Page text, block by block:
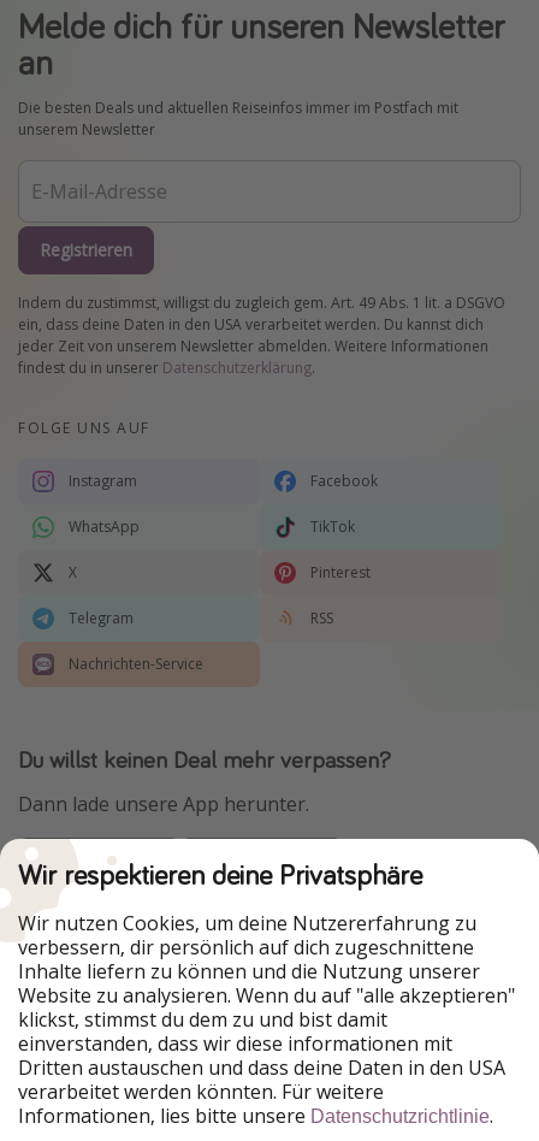
Melde dich für unseren Newsletter
an
Die besten Deals und aktuellen Reiseinfos immer im Postfach mit
unserem Newsletter
Registrieren
Indem du zustimmst, willigst du zugleich gem. Art. 49 Abs. 1 lit. a DSGVO
ein, dass deine Daten in den USA verarbeitet werden. Du kannst dich
jeder Zeit von unserem Newsletter abmelden. Weitere Informationen
findest du in unserer Datenschutzerklärung.
FOLGE UNS AUF
Instagram Facebook
WhatsApp TikTok
X Pinterest
Telegram RSS
Nachrichten-Service
Du willst keinen Deal mehr verpassen?
Dann lade unsere App herunter.
Urlaubspiraten ist Teil der HolidayPirates Group
Unsere Märkte
PiratinViaggio
HolidayPirates
VakantiePiraten
WakacyjniPiraci
VoyagesPirates
Ferienpiraten
Urlaubspiraten
ViajerosPiratas
TravelPirates
Wir respektieren deine Privatsphäre
Wir nutzen Cookies, um deine Nutzererfahrung zu
verbessern, dir persönlich auf dich zugeschnittene
Inhalte liefern zu können und die Nutzung unserer
Website zu analysieren. Wenn du auf "alle akzeptieren"
klickst, stimmst du dem zu und bist damit
einverstanden, dass wir diese informationen mit
Dritten austauschen und dass deine Daten in den USA
verarbeitet werden könnten. Für weitere
Informationen, lies bitte unsere Datenschutzrichtlinie.